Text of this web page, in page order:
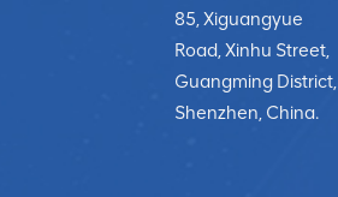
85, Xiguangyue
Road, Xinhu Street,
Guangming District,
Shenzhen, China.